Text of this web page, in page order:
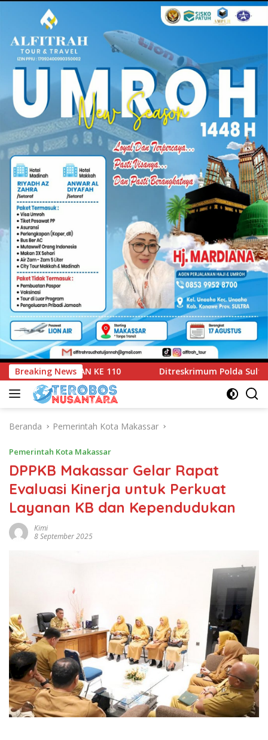
Breaking News
Polda Sultra Serahkan Tersangka dan Barang Bukti
Beranda Pemerintah Kota Makassar
Pemerintah Kota Makassar
DPPKB Makassar Gelar Rapat
Evaluasi Kinerja untuk Perkuat
Layanan KB dan Kependudukan
Kimi
8 September 2025